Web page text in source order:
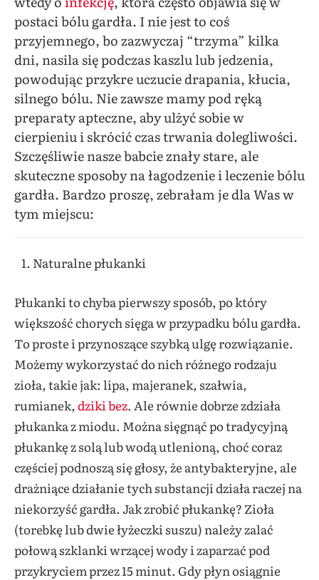
postaci bólu gardła. I nie jest to coś
przyjemnego, bo zazwyczaj “trzyma” kilka
dni, nasila się podczas kaszlu lub jedzenia,
powodując przykre uczucie drapania, kłucia,
silnego bólu. Nie zawsze mamy pod ręką
preparaty apteczne, aby ulżyć sobie w
cierpieniu i skrócić czas trwania dolegliwości.
Szczęśliwie nasze babcie znały stare, ale
skuteczne sposoby na łagodzenie i leczenie bólu
gardła. Bardzo proszę, zebrałam je dla Was w
tym miejscu:
Naturalne płukanki
Płukanki to chyba pierwszy sposób, po który
większość chorych sięga w przypadku bólu gardła.
To proste i przynoszące szybką ulgę rozwiązanie.
Możemy wykorzystać do nich różnego rodzaju
zioła, takie jak: lipa, majeranek, szałwia,
rumianek, dziki bez. Ale równie dobrze zdziała
płukanka z miodu. Można sięgnąć po tradycyjną
płukankę z solą lub wodą utlenioną, choć coraz
częściej podnoszą się głosy, że antybakteryjne, ale
drażniące działanie tych substancji działa raczej na
niekorzyść gardła. Jak zrobić płukankę? Zioła
(torebkę lub dwie łyżeczki suszu) należy zalać
połową szklanki wrzącej wody i zaparzać pod
przykryciem przez 15 minut. Gdy płyn osiągnie